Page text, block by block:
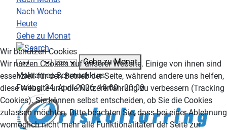
Nach Woche
Heute
Gehe zu Monat
Gehe zu Monat
Makramee Schmuckkurs
Freitag, 24. April 2026, 18:00 - 20:00
Wir benutzen Cookies
Wir nutzen Cookies auf unserer Website. Einige von ihnen sind
essenziell für den Betrieb der Seite, während andere uns helfen,
diese Website und die Nutzererfahrung zu verbessern (Tracking
Cookies). Sie können selbst entscheiden, ob Sie die Cookies
zulassen möchten. Bitte beachten Sie, dass bei einer Ablehnung
womöglich nicht mehr alle Funktionalitäten der Seite zur